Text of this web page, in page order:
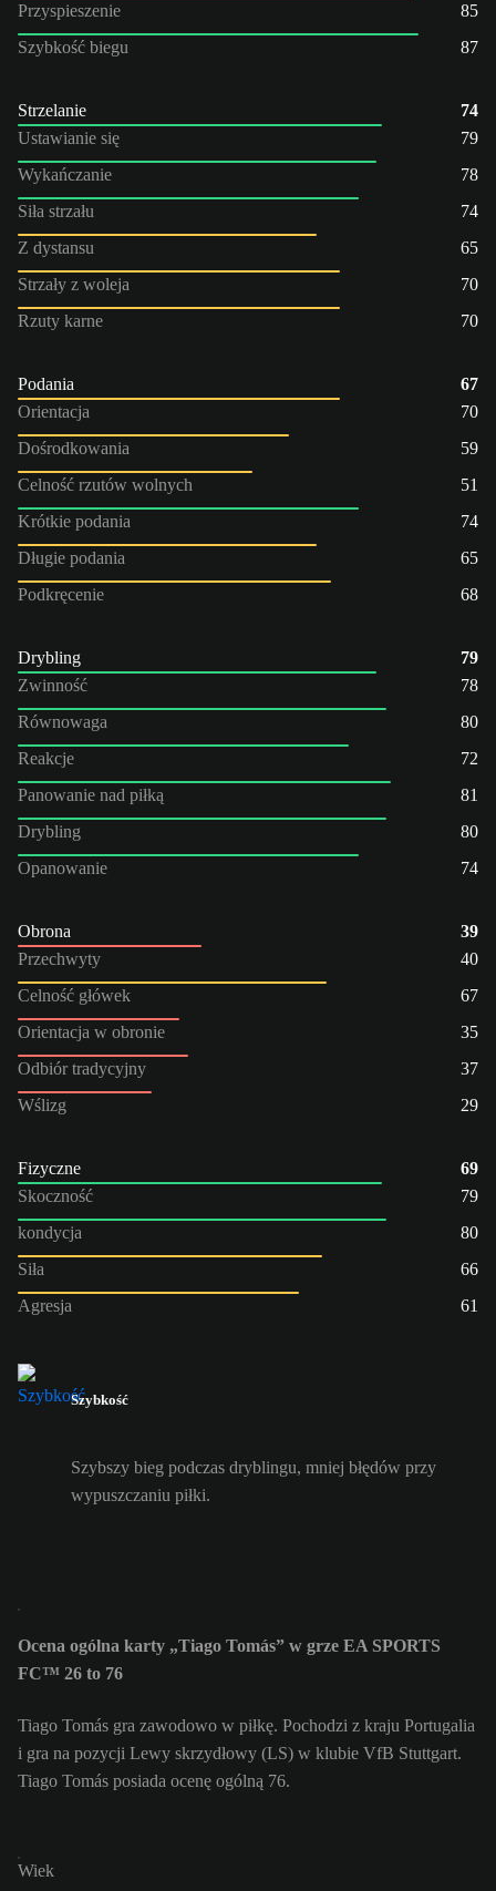
Przyspieszenie
85
Szybkość biegu
87
Strzelanie
74
Ustawianie się
79
Wykańczanie
78
Siła strzału
74
Z dystansu
65
Strzały z woleja
70
Rzuty karne
70
Podania
67
Orientacja
70
Dośrodkowania
59
Celność rzutów wolnych
51
Krótkie podania
74
Długie podania
65
Podkręcenie
68
Drybling
79
Zwinność
78
Równowaga
80
Reakcje
72
Panowanie nad piłką
81
Drybling
80
Opanowanie
74
Obrona
39
Przechwyty
40
Celność główek
67
Orientacja w obronie
35
Odbiór tradycyjny
37
Wślizg
29
Fizyczne
69
Skoczność
79
kondycja
80
Siła
66
Agresja
61
Szybkość
Szybszy bieg podczas dryblingu, mniej błędów przy
wypuszczaniu piłki.
Ocena ogólna karty „Tiago Tomás” w grze EA SPORTS
FC™ 26 to 76
Tiago Tomás gra zawodowo w piłkę. Pochodzi z kraju Portugalia
i gra na pozycji Lewy skrzydłowy (LS) w klubie VfB Stuttgart.
Tiago Tomás posiada ocenę ogólną 76.
Wiek